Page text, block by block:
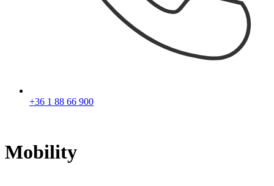
+36 1 88 66 900
Mobility